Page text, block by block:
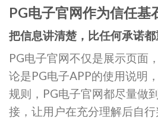
PG电子官网作为信任基
把信息讲清楚，比任何承诺
PG电子官网不仅是展示页面
论是PG电子APP的使用说明
规则，PG电子官网都尽量做
接，让用户在充分理解后自行